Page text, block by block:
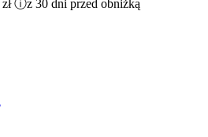
ⓘz 30 dni przed obniżką